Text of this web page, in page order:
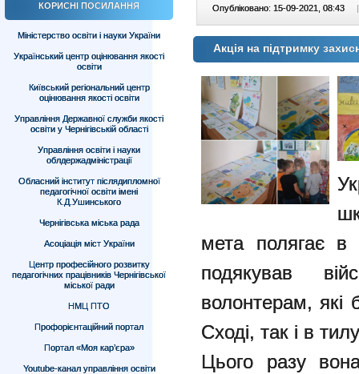
КОРИСНІ ПОСИЛАННЯ
Міністерство освіти і науки України
Український центр оцінювання якості
освіти
Київський регіональний центр
оцінювання якості освіти
Управління Державної служби якості
освіти у Чернігівській області
Управління освіти і науки
облдержадміністрації
Обласний інститут післядипломної
педагогічної освіти імені
К.Д.Ушинського
Чернігівська міська рада
Асоціація міст України
Центр професійного розвитку
педагогічних працівників Чернігівської
міської ради
НМЦ ПТО
Профорієнтаційний портал
Портал «Моя кар’єра»
Youtube-канал управління освіти
Опубліковано: 15-09-2021, 08:43 |
Акція на підтримку
мета полягає
подякував
волонтерам, які
Сході, так і в
Цього разу